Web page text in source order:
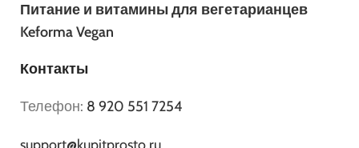
Питание и витамины для вегетарианцев
Keforma Vegan
Контакты
Телефон: 8 920 551 7254